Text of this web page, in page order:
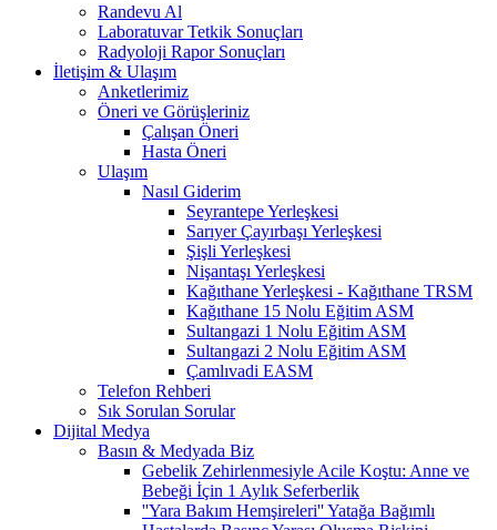
Randevu Al
Laboratuvar Tetkik Sonuçları
Radyoloji Rapor Sonuçları
İletişim & Ulaşım
Anketlerimiz
Öneri ve Görüşleriniz
Çalışan Öneri
Hasta Öneri
Ulaşım
Nasıl Giderim
Seyrantepe Yerleşkesi
Sarıyer Çayırbaşı Yerleşkesi
Şişli Yerleşkesi
Nişantaşı Yerleşkesi
Kağıthane Yerleşkesi - Kağıthane TRSM
Kağıthane 15 Nolu Eğitim ASM
Sultangazi 1 Nolu Eğitim ASM
Sultangazi 2 Nolu Eğitim ASM
Çamlıvadi EASM
Telefon Rehberi
Sık Sorulan Sorular
Dijital Medya
Basın & Medyada Biz
Gebelik Zehirlenmesiyle Acile Koştu: Anne ve
Bebeği İçin 1 Aylık Seferberlik
''Yara Bakım Hemşireleri'' Yatağa Bağımlı